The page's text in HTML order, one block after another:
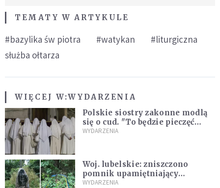
TEMATY W ARTYKULE
#bazylika św piotra #watykan
#liturgiczna
służba ołtarza
WIĘCEJ W:WYDARZENIA
Polskie siostry zakonne modlą
się o cud. "To będzie pieczęć
Pana Boga dla naszej wiary"
WYDARZENIA
Woj. lubelskie: zniszczono
pomnik upamiętniający
żołnierzy UPA. Ambasada
WYDARZENIA